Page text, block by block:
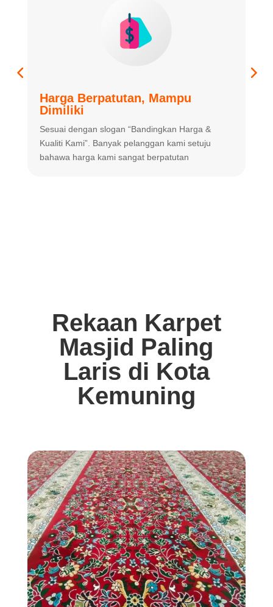
Harga Berpatutan, Mampu
Dimiliki
Sesuai dengan slogan “Bandingkan Harga &
Kualiti Kami”. Banyak pelanggan kami setuju
bahawa harga kami sangat berpatutan
Rekaan Karpet
Masjid Paling
Laris di Kota
Kemuning